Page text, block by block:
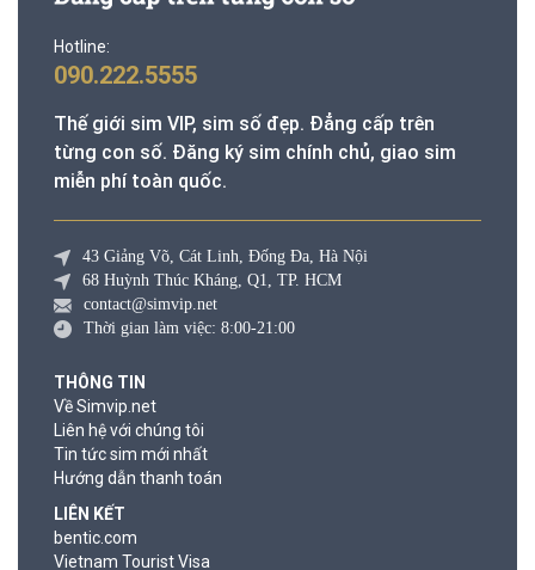
Hotline:
090.222.5555
Thế giới sim VIP, sim số đẹp. Đẳng cấp trên
từng con số. Đăng ký sim chính chủ, giao sim
miễn phí toàn quốc.
43 Giảng Võ, Cát Linh, Đống Đa, Hà Nội
68 Huỳnh Thúc Kháng, Q1, TP. HCM
contact@simvip.net
Thời gian làm việc: 8:00-21:00
THÔNG TIN
Về Simvip.net
Liên hệ với chúng tôi
Tin tức sim mới nhất
Hướng dẫn thanh toán
LIÊN KẾT
bentic.com
Vietnam Tourist Visa